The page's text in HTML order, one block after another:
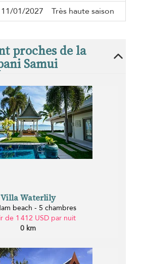
01/2027
Très haute saison
proches de la
Samui
Villa Waterlily
beach - 5 chambres
de 1 412 USD par nuit
0 km